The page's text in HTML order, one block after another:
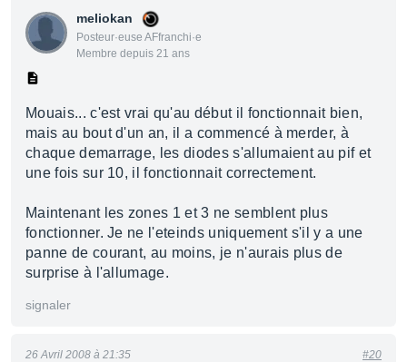
meliokan
Posteur·euse AFfranchi·e
Membre depuis 21 ans
Mouais... c'est vrai qu'au début il fonctionnait bien,
mais au bout d'un an, il a commencé à merder, à
chaque demarrage, les diodes s'allumaient au pif et
une fois sur 10, il fonctionnait correctement.
Maintenant les zones 1 et 3 ne semblent plus
fonctionner. Je ne l'eteinds uniquement s'il y a une
panne de courant, au moins, je n'aurais plus de
surprise à l'allumage.
signaler
26 Avril 2008 à 21:35 #20